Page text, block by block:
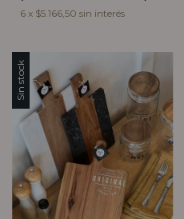
6 x $5.166,50 sin interés
Sin stock